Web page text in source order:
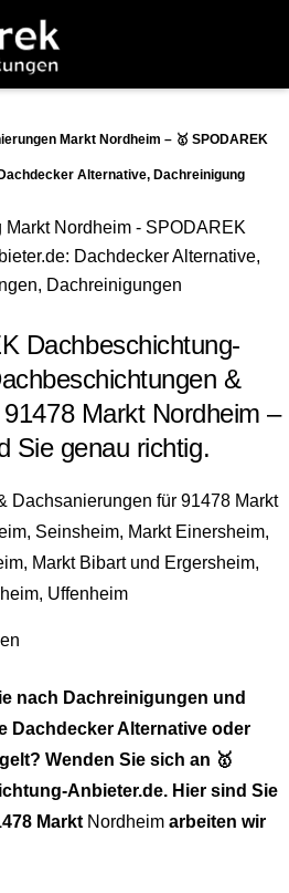
Markt Nordheim – 🥇 SPODAREK
Alternative, Dachreinigung
Dachbeschichtung-
&
Markt Nordheim –
Sie genau richtig.
nach Dachreinigungen und
Dachdecker Alternative oder
Wenden Sie sich an 🥇
Anbieter.de. Hier sind Sie
Markt Nordheim arbeiten wir